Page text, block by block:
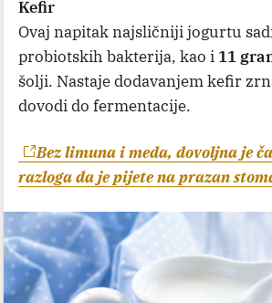
Kefir
Ovaj napitak najsličniji jogurtu
probiotskih bakterija, kao i 11
šolji. Nastaje dodavanjem kefir
dovodi do fermentacije.
Bez limuna i meda, dovoljna je
razloga da je pijete na prazan